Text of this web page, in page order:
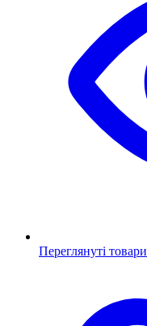
Переглянуті товари